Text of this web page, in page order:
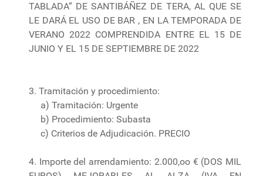
TABLADA” DE SANTIBÁÑEZ DE TERA, AL QUE SE
LE DARÁ EL USO DE BAR , EN LA TEMPORADA DE
VERANO 2022 COMPRENDIDA ENTRE EL 15 DE
JUNIO Y EL 15 DE SEPTIEMBRE DE 2022
3. Tramitación y procedimiento:
a) Tramitación: Urgente
b) Procedimiento: Subasta
c) Criterios de Adjudicación. PRECIO
4. Importe del arrendamiento: 2.000,oo € (DOS MIL